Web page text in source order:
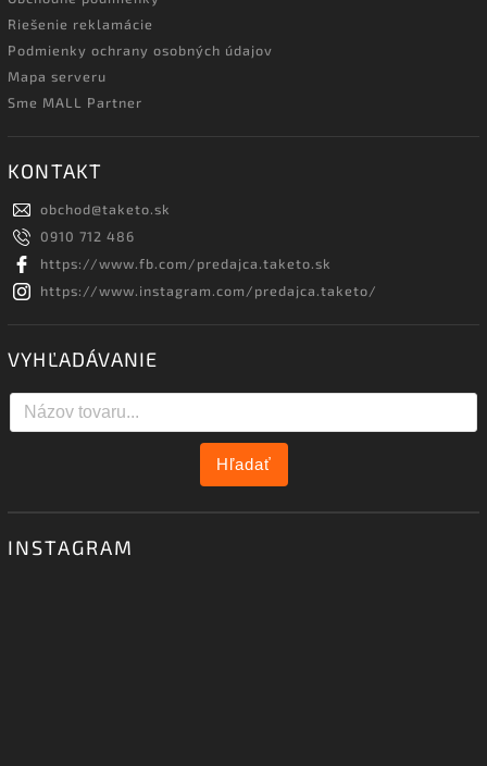
Riešenie reklamácie
Podmienky ochrany osobných údajov
Mapa serveru
Sme MALL Partner
KONTAKT
obchod@taketo.sk
0910 712 486
https://www.fb.com/predajca.taketo.sk
https://www.instagram.com/predajca.taketo/
VYHĽADÁVANIE
Hľadať
INSTAGRAM